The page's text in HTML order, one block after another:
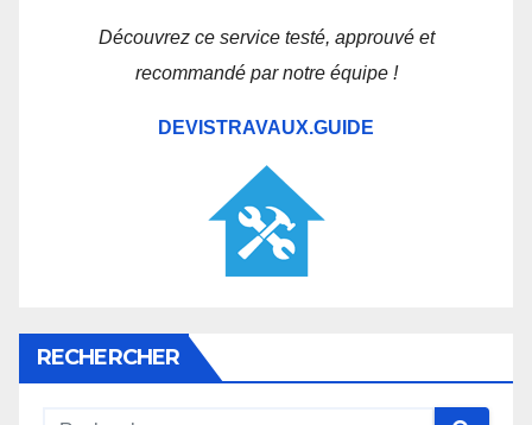
Découvrez ce service testé, approuvé et
recommandé par notre équipe !
DEVISTRAVAUX.GUIDE
RECHERCHER